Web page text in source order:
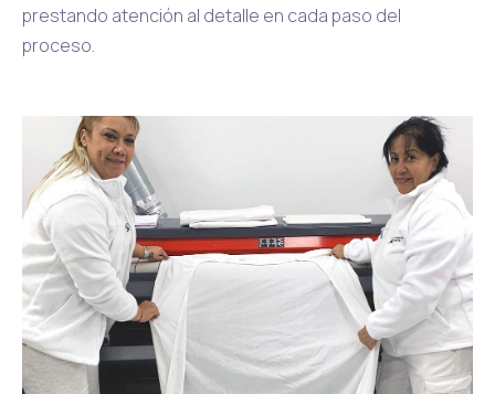
prestando atención al detalle en cada paso del
proceso.